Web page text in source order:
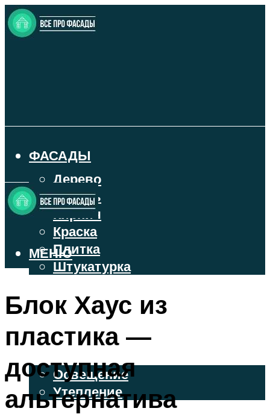
ФАСАДЫ
Дерево
Камень
Кирпич
Краска
Плитка
Штукатурка
ФАСАДНЫЙ САЙДИНГ
ОСВЕЩЕНИЕ И УТЕПЛЕНИЕ
Освещение
Утепление
МЕНЮ
Блок Хаус из
пластика —
доступная
альтернатива